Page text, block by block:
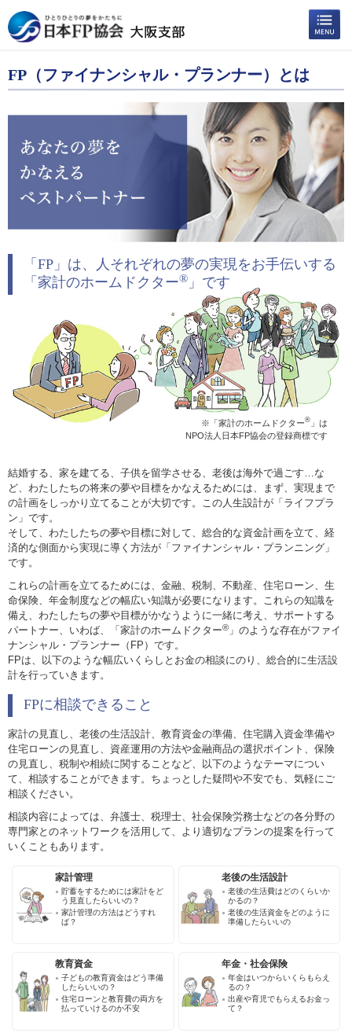
FP（ファイナンシャル・プランナー）とは
「FP」は、人それぞれの夢の実現をお手伝いする
「家計のホームドクター® 」です
※「家計のホームドクター®」は
NPO法人日本FP協会の登録商標です
結婚する、家を建てる、子供を留学させる、老後は海外で過ごす…な
ど、わたしたちの将来の夢や目標をかなえるためには、まず、実現まで
の計画をしっかり立てることが大切です。この人生設計が「ライフプラ
ン」です。
そして、わたしたちの夢や目標に対して、総合的な資金計画を立て、経
済的な側面から実現に導く方法が「ファイナンシャル・プランニング」
です。
これらの計画を立てるためには、金融、税制、不動産、住宅ローン、生
命保険、年金制度などの幅広い知識が必要になります。これらの知識を
備え、わたしたちの夢や目標がかなうように一緒に考え、サポートする
パートナー、いわば、「家計のホームドクター® 」のような存在がファイ
ナンシャル・プランナー（FP）です。
FPは、以下のような幅広いくらしとお金の相談にのり、総合的に生活設
計を行っていきます。
FPに相談できること
家計の見直し、老後の生活設計、教育資金の準備、住宅購入資金準備や
住宅ローンの見直し、資産運用の方法や金融商品の選択ポイント、保険
の見直し、税制や相続に関することなど、以下のようなテーマについ
て、相談することができます。ちょっとした疑問や不安でも、気軽にご
相談ください。
相談内容によっては、弁護士、税理士、社会保険労務士などの各分野の
専門家とのネットワークを活用して、より適切なプランの提案を行って
いくこともあります。
家計管理
貯蓄をするためには家計をど
う見直したらいいの？
家計管理の方法はどうすれ
ば？
老後の生活設計
老後の生活費はどのくらいか
かるの？
老後の生活資金をどのように
準備したらいいの
教育資金
子どもの教育資金はどう準備
したらいいの？
住宅ローンと教育費の両方を
払っていけるのか不安
年金・社会保険
年金はいつからいくらもらえ
るの？
出産や育児でもらえるお金っ
て？